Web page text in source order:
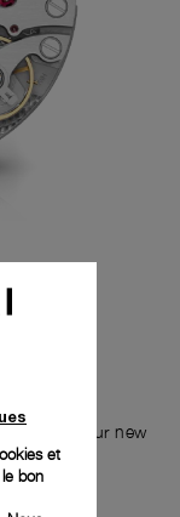
your new
your
et
bon